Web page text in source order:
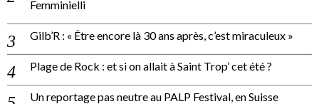
Femminielli
Gilb’R : « Être encore là 30 ans après, c’est miraculeux »
Plage de Rock : et si on allait à Saint Trop’ cet été ?
Un reportage pas neutre au PALP Festival, en Suisse